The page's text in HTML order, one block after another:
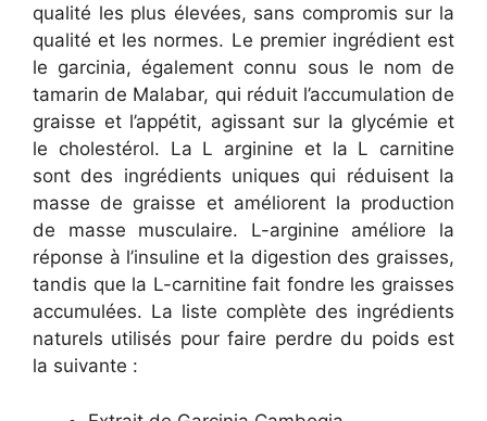
qualité les plus élevées, sans compromis sur la
qualité et les normes. Le premier ingrédient est
le garcinia, également connu sous le nom de
tamarin de Malabar, qui réduit l’accumulation de
graisse et l’appétit, agissant sur la glycémie et
le cholestérol. La L arginine et la L carnitine
sont des ingrédients uniques qui réduisent la
masse de graisse et améliorent la production
de masse musculaire. L-arginine améliore la
réponse à l’insuline et la digestion des graisses,
tandis que la L-carnitine fait fondre les graisses
accumulées. La liste complète des ingrédients
naturels utilisés pour faire perdre du poids est
la suivante :